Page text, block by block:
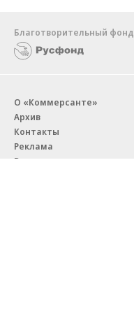
Благотворительный фонд
О «Коммерсанте»
Архив
Контакты
Реклама
Вакансии